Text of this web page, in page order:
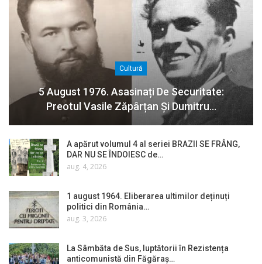
Cultură
5 August 1976. Asasinați De Securitate:
Preotul Vasile Zăpârțan Și Dumitru…
A apărut volumul 4 al seriei BRAZII SE FRÂNG,
DAR NU SE ÎNDOIESC de…
aug. 4, 2026
1 august 1964. Eliberarea ultimilor deținuți
politici din România…
aug. 3, 2026
La Sâmbăta de Sus, luptătorii în Rezistența
anticomunistă din Făgăraș…